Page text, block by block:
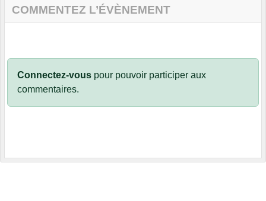
COMMENTEZ L’ÉVÈNEMENT
Connectez-vous pour pouvoir participer aux
commentaires.